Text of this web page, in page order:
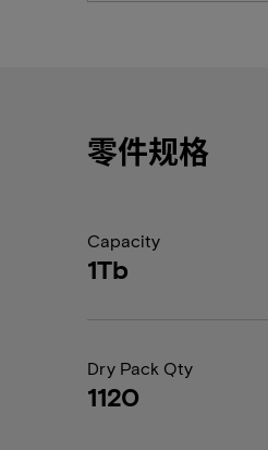
零件规格
Capacity
1Tb
Dry Pack Qty
1120